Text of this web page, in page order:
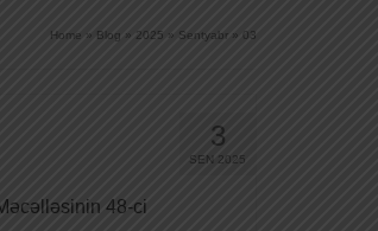
Home » Blog » 2025 » Sentyabr » 03
3
SEN 2025
48-ci